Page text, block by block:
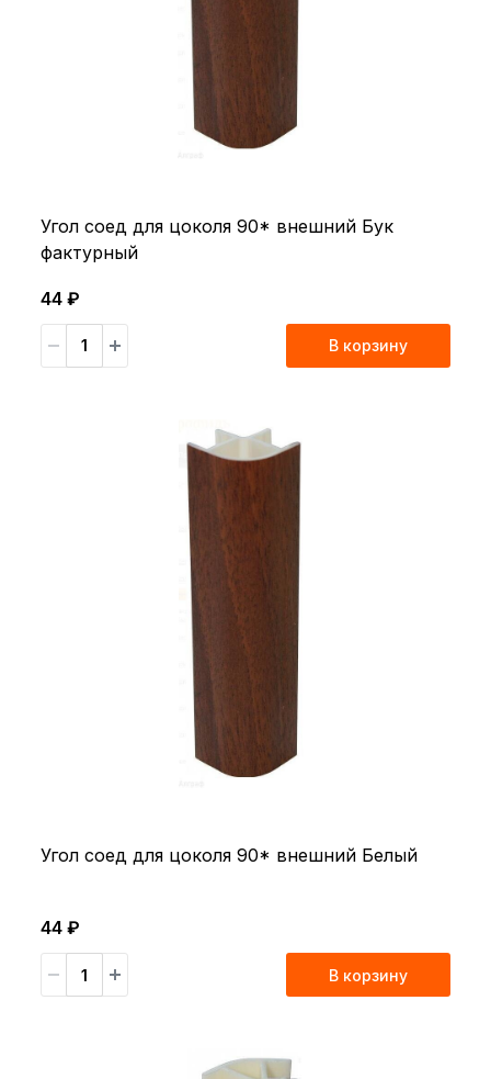
Угол соед для цоколя 90* внешний Бук
фактурный
44 ₽
В корзину
Угол соед для цоколя 90* внешний Белый
44 ₽
В корзину